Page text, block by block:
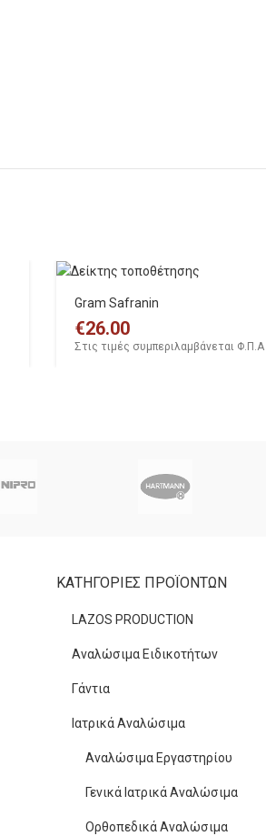
Gram Safranin
€26.00
Στις τιμές συμπεριλαμβάνεται Φ.Π.Α
ΚΑΤΗΓΟΡΙΕΣ ΠΡΟΪΟΝΤΩΝ
LAZOS PRODUCTION
Αναλώσιμα Ειδικοτήτων
Γάντια
Ιατρικά Αναλώσιμα
Αναλώσιμα Εργαστηρίου
Γενικά Ιατρικά Αναλώσιμα
Ορθοπεδικά Αναλώσιμα